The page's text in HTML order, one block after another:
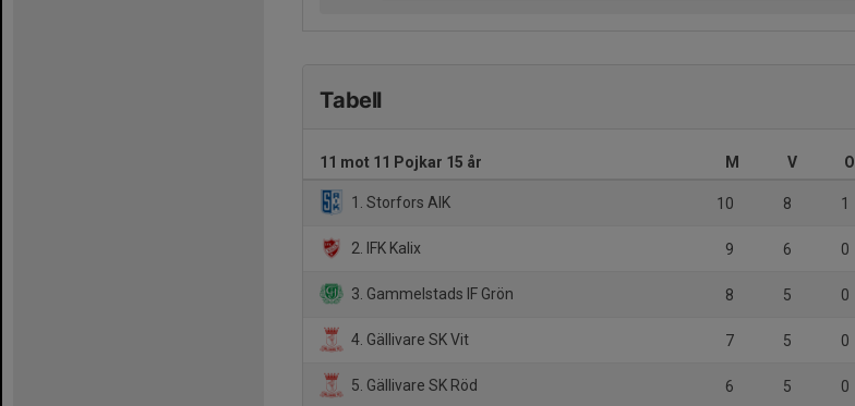
Tabell
11 mot 11 Pojkar 15 år M V O
1. Storfors AIK 10 8 1
2. IFK Kalix 9 6 0
3. Gammelstads IF Grön 8 5 0
4. Gällivare SK Vit 7 5 0
5. Gällivare SK Röd 6 5 0